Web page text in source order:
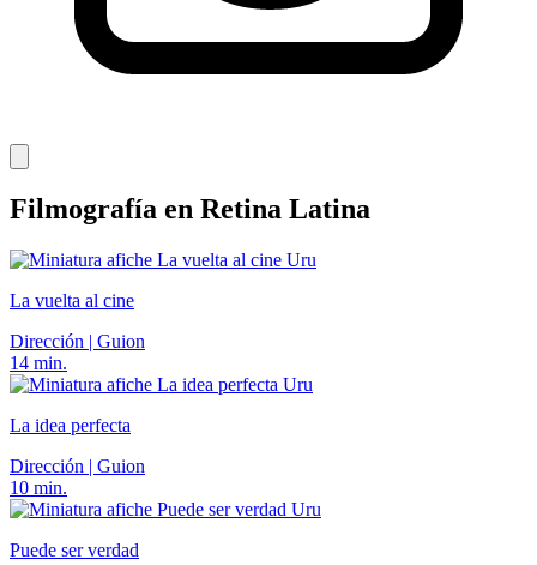
Filmografía en Retina Latina
Uru
La vuelta al cine
Dirección | Guion
14 min.
Uru
La idea perfecta
Dirección | Guion
10 min.
Uru
Puede ser verdad